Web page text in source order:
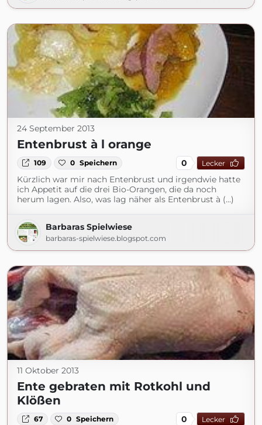
24 September 2013
Entenbrust à l orange
109 0 Speichern 0 Lecker
Kürzlich war mir nach Entenbrust und irgendwie hatte
ich Appetit auf die drei Bio-Orangen, die da noch
herum lagen. Also, was lag näher als Entenbrust à (...)
Barbaras Spielwiese
barbaras-spielwiese.blogspot.com
11 Oktober 2013
Ente gebraten mit Rotkohl und
Klößen
67 0 Speichern 0 Lecker